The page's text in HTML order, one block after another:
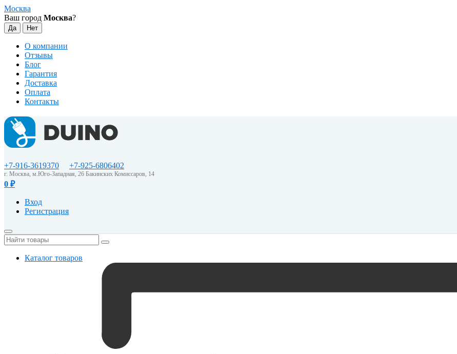
Москва
Ваш город Москва?
О компании
Отзывы
Блог
Гарантия
Доставка
Оплата
Контакты
+7-916-3619370 +7-925-6806402
г. Москва, м.Юго-Западная, 26 Бакинских Комиссаров, 14
0 ₽
Вход
Регистрация
Каталог товаров